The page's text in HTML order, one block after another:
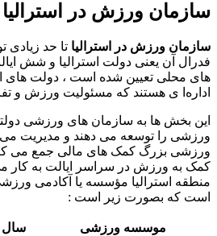
سازمان ورزش در استرالیا
سازمان ورزش در استرالیا تا حد
فدرال آن یعنی دولت استرالیا و شش
های محلی تعیین شده است ، دولت‌ های
اداره‌ا ی هستند که مسئولیت ورزش و
این بخش ‌ها به سازمان ‌های ورزشی
ورزشی را توسعه می دهند و مدیریت
ورزشی بزرگ کمک های مالی جمع می
کمک به ورزش در سراسر ایالت به کار
منطقه استرالیا مؤسسه یا آکادمی
است که بصورت زیر است :
موسسه ورزشی
سال